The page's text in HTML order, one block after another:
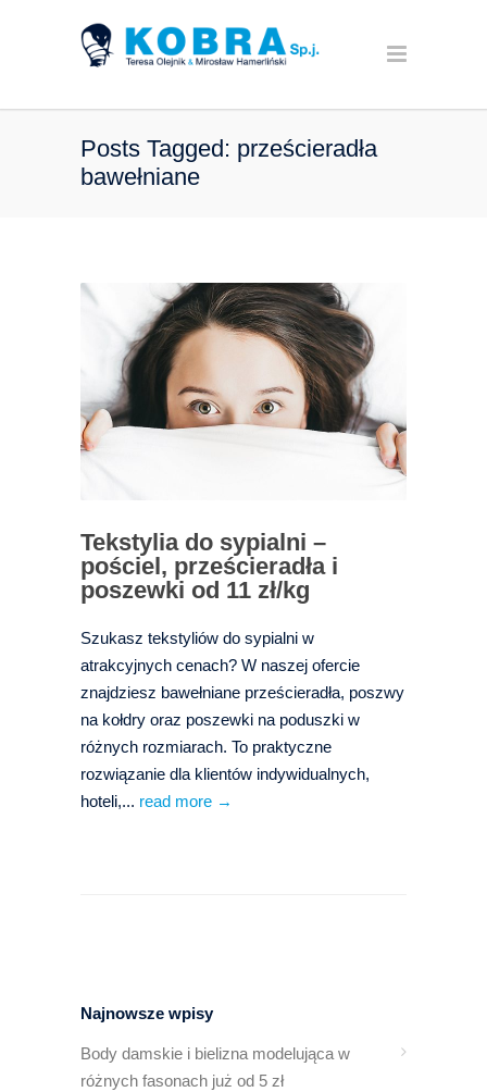
Posts Tagged: prześcieradła
bawełniane
Tekstylia do sypialni –
pościel, prześcieradła i
poszewki od 11 zł/kg
Szukasz tekstyliów do sypialni w
atrakcyjnych cenach? W naszej ofercie
znajdziesz bawełniane prześcieradła, poszwy
na kołdry oraz poszewki na poduszki w
różnych rozmiarach. To praktyczne
rozwiązanie dla klientów indywidualnych,
hoteli,... read more →
Najnowsze wpisy
Body damskie i bielizna modelująca w
różnych fasonach już od 5 zł